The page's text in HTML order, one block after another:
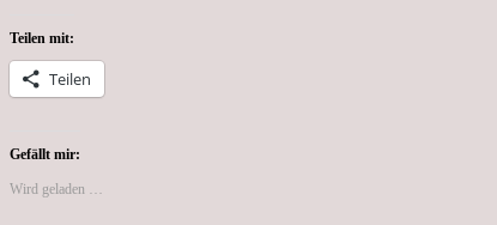
Teilen mit:
Teilen
Gefällt mir:
Wird geladen …